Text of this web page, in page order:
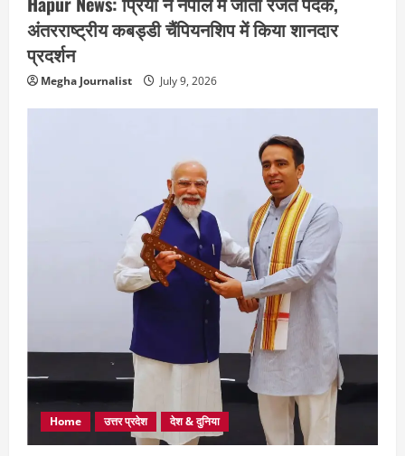
अंतरराष्ट्रीय कबड्डी चैंपियनशिप में किया शानदार
प्रदर्शन
Megha Journalist July 9, 2026
Home उत्तर प्रदेश देश & दुनिया